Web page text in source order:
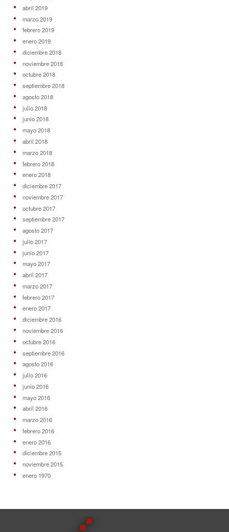
abril 2019
marzo 2019
febrero 2019
enero 2019
diciembre 2018
noviembre 2018
octubre 2018
septiembre 2018
agosto 2018
julio 2018
junio 2018
mayo 2018
abril 2018
marzo 2018
febrero 2018
enero 2018
diciembre 2017
noviembre 2017
octubre 2017
septiembre 2017
agosto 2017
julio 2017
junio 2017
mayo 2017
abril 2017
marzo 2017
febrero 2017
enero 2017
diciembre 2016
noviembre 2016
octubre 2016
septiembre 2016
agosto 2016
julio 2016
junio 2016
mayo 2016
abril 2016
marzo 2016
febrero 2016
enero 2016
diciembre 2015
noviembre 2015
enero 1970